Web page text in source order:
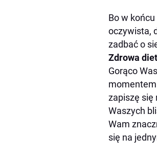
Bo w
oczywista,
zadbać o
Zdrowa
Gorąco
zapiszę się
Waszych
Wam
się na